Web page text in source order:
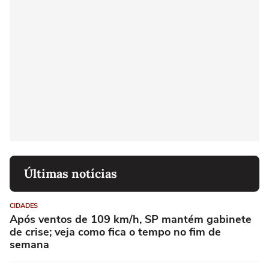
Últimas notícias
CIDADES
Após ventos de 109 km/h, SP mantém gabinete
de crise; veja como fica o tempo no fim de
semana